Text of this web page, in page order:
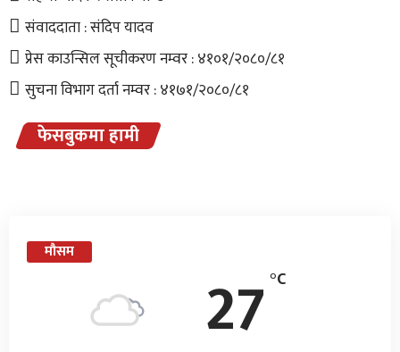
संवाददाता : संदिप यादव
प्रेस काउन्सिल सूचीकरण नम्वर : ४१०१/२०८०/८१
सुचना विभाग दर्ता नम्वर : ४१७१/२०८०/८१
फेसबुकमा हामी
मौसम
27 °C